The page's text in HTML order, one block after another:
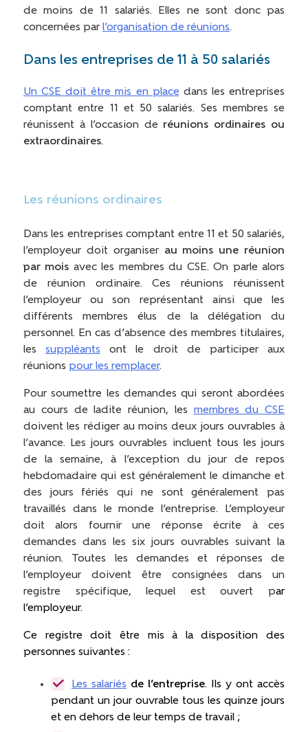
de moins de 11 salariés. Elles ne sont donc pas
concernées par l’organisation de réunions.
Dans les entreprises de 11 à 50 salariés
Un CSE doit être mis en place dans les entreprises
comptant entre 11 et 50 salariés. Ses membres se
réunissent à l’occasion de réunions ordinaires ou
extraordinaires.
Les réunions ordinaires
Dans les entreprises comptant entre 11 et 50 salariés,
l’employeur doit organiser au moins une réunion
par mois avec les membres du CSE. On parle alors
de réunion ordinaire. Ces réunions réunissent
l’employeur ou son représentant ainsi que les
différents membres élus de la délégation du
personnel. En cas d’absence des membres titulaires,
lessuppléants ont le droit de participer aux
réunions pour les remplacer.
Pour soumettre les demandes qui seront abordées
au cours de ladite réunion, les membres du CSE
doivent les rédiger au moins deux jours ouvrables à
l’avance. Les jours ouvrables incluent tous les jours
de la semaine, à l’exception du jour de repos
hebdomadaire qui est généralement le dimanche et
des jours fériés qui ne sont généralement pas
travaillés dans le monde l’entreprise. L’employeur
doit alors fournir une réponse écrite à ces
demandes dans les six jours ouvrables suivant la
réunion. Toutes les demandes et réponses de
l’employeur doivent être consignées dans un
registre spécifique, lequel est ouvert par
l’employeur.
Ce registre doit être mis à la disposition des
personnes suivantes :
Les salariés de l’entreprise. Ils y ont accès
pendant un jour ouvrable tous les quinze jours
et en dehors de leur temps de travail ;